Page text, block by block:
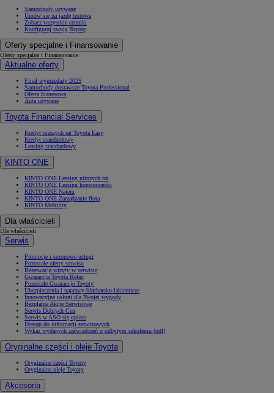
Samochody używane
Umów się na jazdę testową
Zobacz wszystkie cenniki
Konfiguruj swoją Toyotę
Oferty specjalne i Finansowanie
Oferty specjalne i Finansowanie
Aktualne oferty
Finał wyprzedaży 2025
Samochody dostawcze Toyota Professional
Oferta biznesowa
Auta używane
Toyota Financial Services
Kredyt niższych rat Toyota Easy
Kredyt standardowy
Leasing standardowy
KINTO ONE
KINTO ONE Leasing niższych rat
KINTO ONE Leasing konsumencki
KINTO ONE Najem
KINTO ONE Zarządzanie flotą
KINTO Mobility
Dla właścicieli
Dla właścicieli
Serwis
Promocje i sezonowe usługi
Pozostałe oferty serwisu
Rezerwacja wizyty w serwisie
Gwarancja Toyota Relax
Pozostałe Gwarancje Toyoty
Ubezpieczenia i naprawy blacharsko-lakiernicze
Innowacyjne usługi dla Twojej wygody
Bezpłatne Akcje Serwisowe
Serwis Dobrych Cen
Serwis w ASO się opłaca
Dostęp do informacji serwisowych
Wykaz wydanych zaświadczeń o odbytym szkoleniu (pdf)
Oryginalne części i oleje Toyota
Oryginalne części Toyoty
Oryginalne oleje Toyoty
Akcesoria